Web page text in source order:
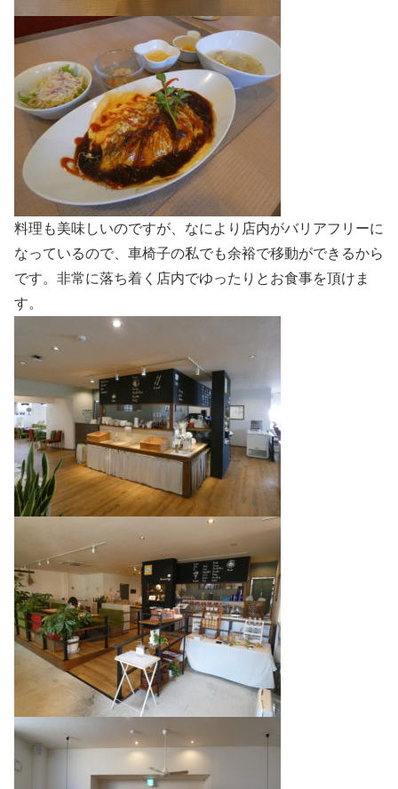
料理も美味しいのですが、なにより店内がバリアフリーに
なっているので、車椅子の私でも余裕で移動ができるから
です。非常に落ち着く店内でゆったりとお食事を頂けま
す。